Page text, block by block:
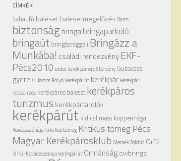
CÍMKÉK
babaufó balesetbalesetmegelőzés Barcs
biztonságbringabringaparkoló
bringaút bringásreggeli Bringázz a
Munkába! családi rendezvényEKF-
Pécs2010 erdei kerékpárerdőtörvény Gubacsos
gyerek Három Folyó Kerékpárút kerékpár kerékpár
kölcsönzés kerékpáros baleset kerékpáros
turizmus kerékpártárolók
kerékpárút kidical mass koppenhága
Kovácsszénája kritikus tömeg Kritikus tömeg Pécs
Magyar Kerékpárosklub Mecsek Zöldút Orfű
Orfű-Kovácsszénája kerékpárút Ormánságovibringa